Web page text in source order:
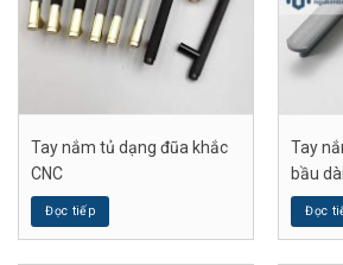
Tay nắm tủ dạng đũa khắc
CNC
Đọc tiếp
Tay
bầu dài
Đọc